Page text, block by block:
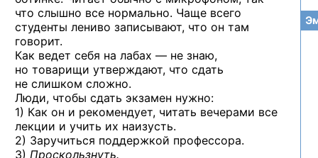
что слышно все нормально. Чаще всего
студенты лениво записывают, что он там
говорит.
Как ведет себя на лабах — не знаю,
но товарищи утверждают, что сдать
не слишком сложно.
Люди, чтобы сдать экзамен нужно:
1) Как он и рекомендует, читать вечерами все
лекции и учить их наизусть.
2) Заручиться поддержкой профессора.
3) Проскользнуть.